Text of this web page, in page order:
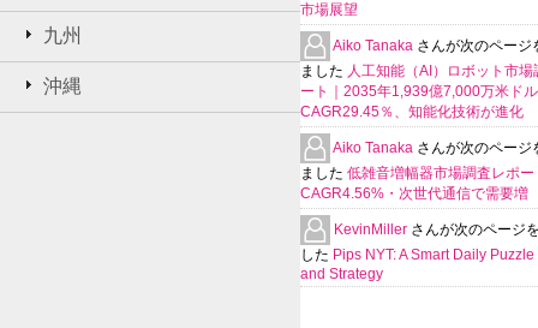
九州
沖縄
市場展望
Aiko Tanaka さんが次のページ
ました 人工知能（AI）ロボット市場
ート｜2035年1,939億7,000万米ド
CAGR29.45％、知能化技術が進化
Aiko Tanaka さんが次のページ
ました 低雑音増幅器市場調査レポー
CAGR4.56%・次世代通信で需要増
KevinMiller さんが次のページ
した Pips NYT: A Smart Daily
and Strategy